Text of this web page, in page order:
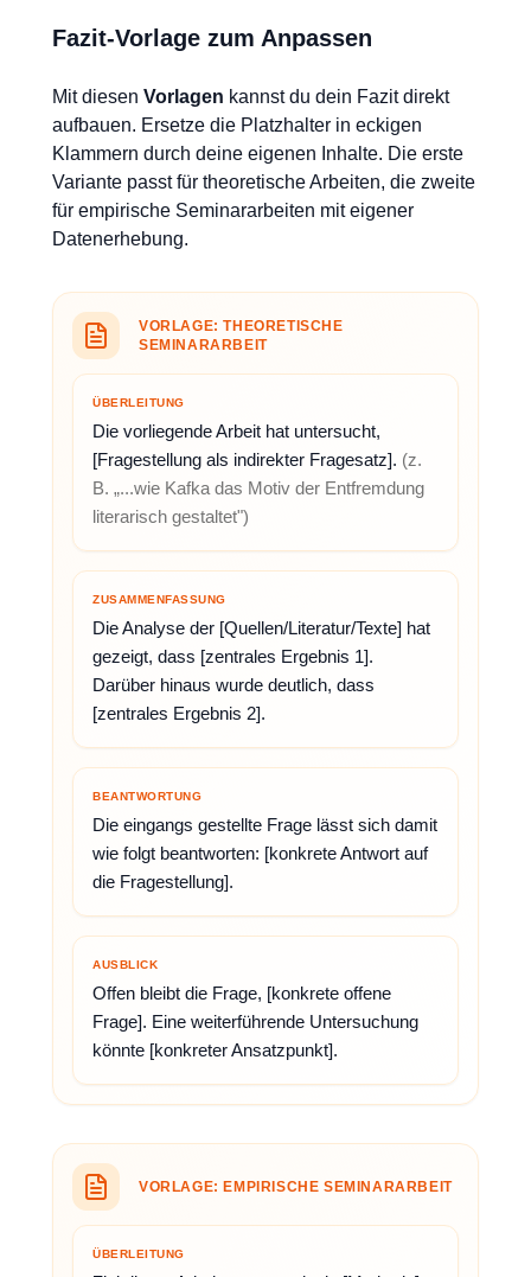
Fazit-Vorlage zum Anpassen
Mit diesen Vorlagen kannst du dein Fazit direkt
aufbauen. Ersetze die Platzhalter in eckigen
Klammern durch deine eigenen Inhalte. Die erste
Variante passt für theoretische Arbeiten, die zweite
für empirische Seminararbeiten mit eigener
Datenerhebung.
VORLAGE: THEORETISCHE
SEMINARARBEIT
ÜBERLEITUNG
Die vorliegende Arbeit hat untersucht,
[Fragestellung als indirekter Fragesatz]. (z.
B. „...wie Kafka das Motiv der Entfremdung
literarisch gestaltet")
ZUSAMMENFASSUNG
Die Analyse der [Quellen/Literatur/Texte] hat
gezeigt, dass [zentrales Ergebnis 1].
Darüber hinaus wurde deutlich, dass
[zentrales Ergebnis 2].
BEANTWORTUNG
Die eingangs gestellte Frage lässt sich damit
wie folgt beantworten: [konkrete Antwort auf
die Fragestellung].
AUSBLICK
Offen bleibt die Frage, [konkrete offene
Frage]. Eine weiterführende Untersuchung
könnte [konkreter Ansatzpunkt].
VORLAGE: EMPIRISCHE SEMINARARBEIT
ÜBERLEITUNG